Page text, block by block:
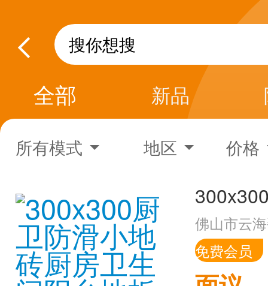
全部 新品
所有模式 地区 价格
佛山市云
免费会员